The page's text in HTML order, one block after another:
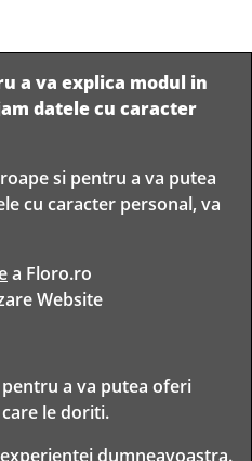
Livram in
orice
Romania
Garantam
drepturile rezervate
a va explica modul in
datele cu caracter
si pentru a va putea
cu caracter personal, va
a Floro.ro
Website
a va putea oferi
le doriti.
dumneavoastra.